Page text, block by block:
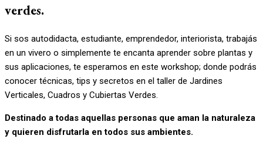
verdes.
Si sos autodidacta, estudiante, emprendedor, interiorista, trabajás
en un vivero o simplemente te encanta aprender sobre plantas y
sus aplicaciones, te esperamos en este workshop; donde podrás
conocer técnicas, tips y secretos en el taller de Jardines
Verticales, Cuadros y Cubiertas Verdes.
Destinado a todas aquellas personas que aman la naturaleza
y quieren disfrutarla en todos sus ambientes.